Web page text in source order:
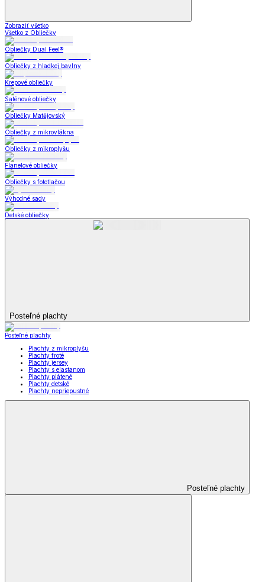
Zobraziť všetko
Všetko z Obliečky
Obliečky Dual Feel®
Obliečky z hladkej bavlny
Krepové obliečky
Saténové obliečky
Obliečky Matějovský
Obliečky z mikrovlákna
Obliečky z mikroplyšu
Flanelové obliečky
Obliečky s fototlačou
Výhodné sady
Detské obliečky
Posteľné plachty
Posteľné plachty
Plachty z mikroplyšu
Plachty froté
Plachty jersey
Plachty s elastanom
Plachty plátené
Plachty detské
Plachty nepriepustné
Posteľné plachty